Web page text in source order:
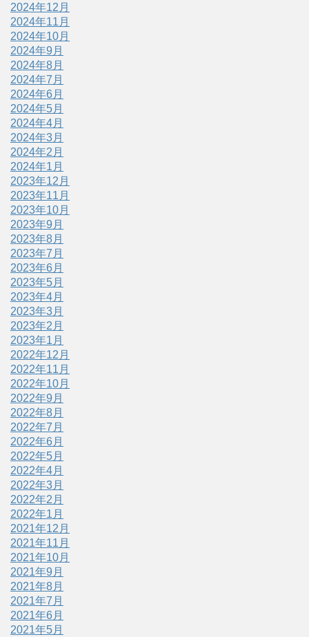
2024年12月
2024年11月
2024年10月
2024年9月
2024年8月
2024年7月
2024年6月
2024年5月
2024年4月
2024年3月
2024年2月
2024年1月
2023年12月
2023年11月
2023年10月
2023年9月
2023年8月
2023年7月
2023年6月
2023年5月
2023年4月
2023年3月
2023年2月
2023年1月
2022年12月
2022年11月
2022年10月
2022年9月
2022年8月
2022年7月
2022年6月
2022年5月
2022年4月
2022年3月
2022年2月
2022年1月
2021年12月
2021年11月
2021年10月
2021年9月
2021年8月
2021年7月
2021年6月
2021年5月